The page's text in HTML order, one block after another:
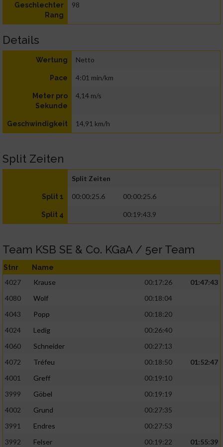
Geschlechter
Rang
98
Details
Wertung Netto
Pace 4:01 min/km
Meter pro
Sekunde
4,14 m/s
Geschwindigkeit 14,91 km/h
Split Zeiten
Split Zeiten
Split 1 00:00:25.6 00:00:25.6
Split 4 00:19:43.9
Team KSB SE & Co. KGaA / 5er Team
Stnr Name
4027 Krause 00:17:26
01:47:43
4080
Wolf
00:18:04
4043
Popp
00:18:20
4024
Ledig
00:26:40
4060
Schneider
00:27:13
4072
Tréfeu 00:18:50
01:52:47
4001
Greff
00:19:10
3999
Göbel
00:19:19
4002
Grund
00:27:35
3991
Endres
00:27:53
3992
Felser 00:19:22
01:55:39